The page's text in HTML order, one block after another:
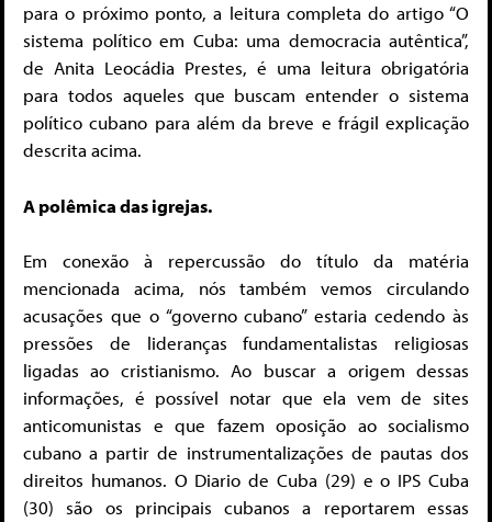
para o próximo ponto, a leitura completa do artigo “O
sistema político em Cuba: uma democracia autêntica”,
de Anita Leocádia Prestes, é uma leitura obrigatória
para todos aqueles que buscam entender o sistema
político cubano para além da breve e frágil explicação
descrita acima.
A polêmica das igrejas.
Em conexão à repercussão do título da matéria
mencionada acima, nós também vemos circulando
acusações que o “governo cubano” estaria cedendo às
pressões de lideranças fundamentalistas religiosas
ligadas ao cristianismo. Ao buscar a origem dessas
informações, é possível notar que ela vem de sites
anticomunistas e que fazem oposição ao socialismo
cubano a partir de instrumentalizações de pautas dos
direitos humanos. O Diario de Cuba (29) e o IPS Cuba
(30) são os principais cubanos a reportarem essas